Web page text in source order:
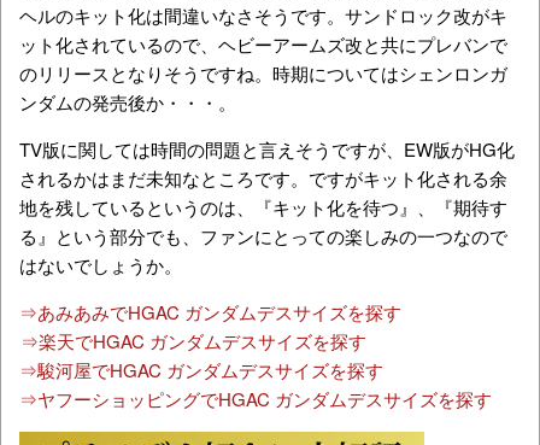
ヘルのキット化は間違いなさそうです。サンドロック改がキ
ット化されているので、ヘビーアームズ改と共にプレバンで
のリリースとなりそうですね。時期についてはシェンロンガ
ンダムの発売後か・・・。
TV版に関しては時間の問題と言えそうですが、EW版がHG化
されるかはまだ未知なところです。ですがキット化される余
地を残しているというのは、『キット化を待つ』、『期待す
る』という部分でも、ファンにとっての楽しみの一つなので
はないでしょうか。
⇒あみあみでHGAC ガンダムデスサイズを探す
⇒楽天でHGAC ガンダムデスサイズを探す
⇒駿河屋でHGAC ガンダムデスサイズを探す
⇒ヤフーショッピングでHGAC ガンダムデスサイズを探す